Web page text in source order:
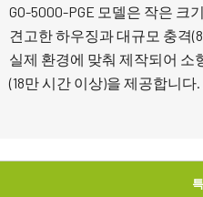
GO-5000-PGE 모델은 작은 크
견고한 하우징과 대규모 충격
실제 환경에 맞춰 제작되어 소
(18만 시간 이상)을 제공합니